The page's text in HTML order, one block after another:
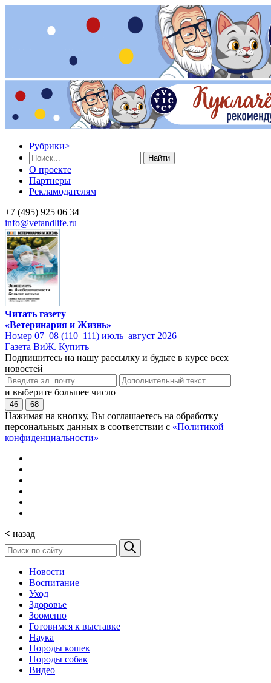
Рубрики>
Найти
О проекте
Партнеры
Рекламодателям
+7 (495) 925 06 34
info@vetandlife.ru
Читать газету
«Ветеринария и Жизнь»
Номер 07–08 (110–111) июль–август 2026
Газета ВиЖ. Купить
Подпишитесь на нашу рассылку и будьте в курсе всех
новостей
и выберите большее число
46 68
Нажимая на кнопку, Вы соглашаетесь на обработку
персональных данных в соответствии с «Политикой
конфиденциальности»
< назад
Новости
Воспитание
Уход
Здоровье
Зооменю
Готовимся к выставке
Наука
Породы кошек
Породы собак
Видео